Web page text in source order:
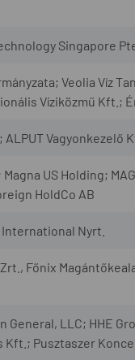
Singapore
Veolia Víz
Víziközmű Kft.;
Vagyonkezelő
US Holding;
HoldCo AB
Nyrt.
Zrt., Főnix
General, LLC; HHE
Kft.; Pusztaszer